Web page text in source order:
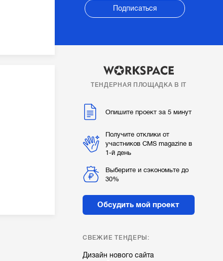
Подписаться
ТЕНДЕРНАЯ ПЛОЩАДКА В IT
Опишите проект за 5 минут
Получите отклики от
участников CMS magazine в
1-й день
Выберите и сэкономьте до
30%
Обсудить мой проект
СВЕЖИЕ ТЕНДЕРЫ:
Дизайн нового сайта